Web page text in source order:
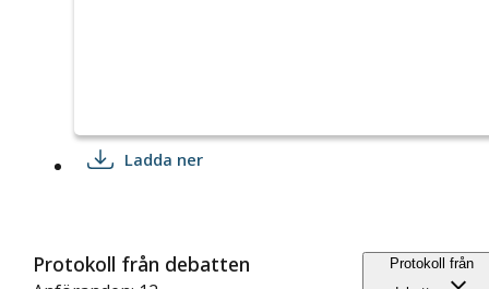
Ladda ner
Protokoll från debatten
Protokoll från